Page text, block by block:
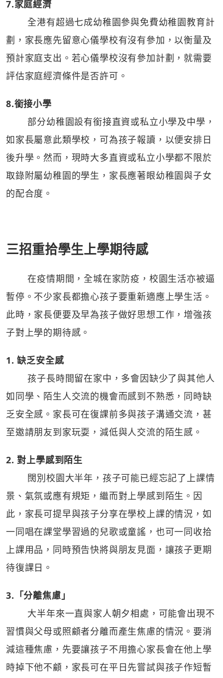
7.家庭經濟
全港有超過七成幼稚園參與免費幼稚園教育計
劃，家長應先留意心儀學校有沒有參加，以衡量及
預計家庭支出。若心儀學校沒有參加計劃，就需要
評估家庭經濟條件是否許可。
8.銜接小學
部分幼稚園設有銜接直資或私立小學及中學，
如家長屬意此類學校，可為孩子報讀，以便安排日
後升學。然而，現時大多直資或私立小學都不限於
取錄附屬幼稚園的學生，家長應著眼幼稚園與子女
的配合度。
三招重拾學生上學期待感
在疫情期間，全城在家防疫，校園生活亦被逼
暫停。不少家長都擔心孩子要重新適應上學生活。
此時，家長便要及早為孩子做好思想工作，增強孩
子對上學的期待感。
1. 缺乏安全感
孩子長時間留在家中，多會因缺少了與其他人
如同學、陌生人交流的機會而感到不熟悉，同時缺
乏安全感。家長可在復課前多與孩子溝通交流，甚
至邀請朋友到家玩耍，減低與人交流的陌生感。
2. 對上學感到陌生
闊別校園大半年，孩子可能已經忘記了上課情
景、氣氛或應有規矩，繼而對上學感到陌生。因
此，家長可提早與孩子分享在學校上課的情況，如
一同唱在課堂學習過的兒歌或童謠，也可一同收拾
上課用品，同時預告快將與朋友見面，讓孩子更期
待復課日。
3.「分離焦慮」
大半年來一直與家人朝夕相處，可能會出現不
習慣與父母或照顧者分離而產生焦慮的情況。要消
減這種焦慮，先要讓孩子不用擔心家長會在他上學
時掉下他不顧，家長可在平日先嘗試與孩子作短暫